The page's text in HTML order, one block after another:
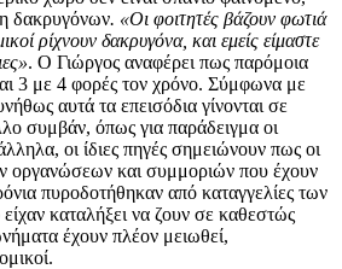
δακρυγόνων. «Οι φοιτητές βάζουν φωτιά
ρίχνουν δακρυγόνα, και εμείς είμαστε
. Ο Γιώργος αναφέρει πως παρόμοια
3 με 4 φορές τον χρόνο. Σύμφωνα με
αυτά τα επεισόδια γίνονται σε
συμβάν, όπως για παράδειγμα οι
οι ίδιες πηγές σημειώνουν πως οι
οργανώσεων και συμμοριών που έχουν
πυροδοτήθηκαν από καταγγελίες των
καταλήξει να ζουν σε καθεστώς
έχουν πλέον μειωθεί,